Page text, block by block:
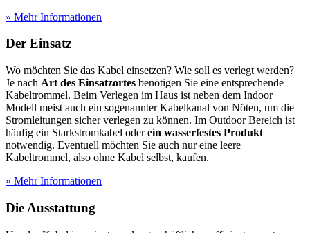
» Mehr Informationen
Der Einsatz
Wo möchten Sie das Kabel einsetzen? Wie soll es verlegt werden?
Je nach Art des Einsatzortes benötigen Sie eine entsprechende
Kabeltrommel. Beim Verlegen im Haus ist neben dem Indoor
Modell meist auch ein sogenannter Kabelkanal von Nöten, um die
Stromleitungen sicher verlegen zu können. Im Outdoor Bereich ist
häufig ein Starkstromkabel oderein wasserfestes Produkt
notwendig. Eventuell möchten Sie auch nur eine leere
Kabeltrommel, also ohne Kabel selbst, kaufen.
» Mehr Informationen
Die Ausstattung